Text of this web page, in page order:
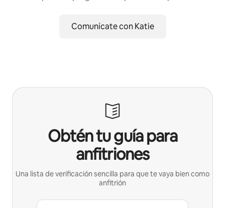
Comunícate con Katie
Obtén tu guía para
anfitriones
Una lista de verificación sencilla para que te vaya bien como
anfitrión